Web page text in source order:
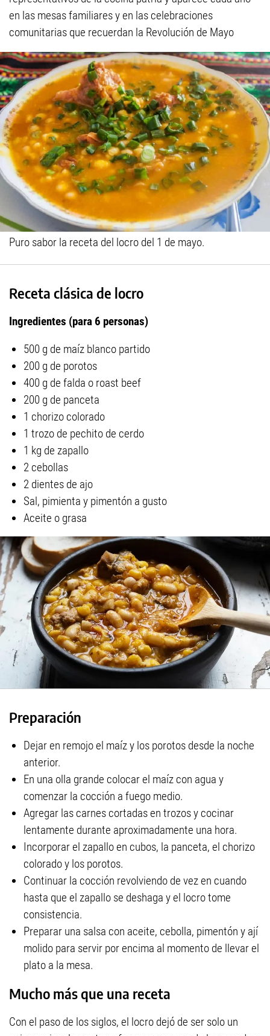
en las mesas familiares y en las celebraciones
comunitarias que recuerdan la Revolución de Mayo
Puro sabor la receta del locro del 1 de mayo.
Receta clásica de locro
Ingredientes (para 6 personas)
500 g de maíz blanco partido
200 g de porotos
400 g de falda o roast beef
200 g de panceta
1 chorizo colorado
1 trozo de pechito de cerdo
1 kg de zapallo
2 cebollas
2 dientes de ajo
Sal, pimienta y pimentón a gusto
Aceite o grasa
Preparación
Dejar en remojo el maíz y los porotos desde la noche
anterior.
En una olla grande colocar el maíz con agua y
comenzar la cocción a fuego medio.
Agregar las carnes cortadas en trozos y cocinar
lentamente durante aproximadamente una hora.
Incorporar el zapallo en cubos, la panceta, el chorizo
colorado y los porotos.
Continuar la cocción revolviendo de vez en cuando
hasta que el zapallo se deshaga y el locro tome
consistencia.
Preparar una salsa con aceite, cebolla, pimentón y ají
molido para servir por encima al momento de llevar el
plato a la mesa.
Mucho más que una receta
Con el paso de los siglos, el locro dejó de ser solo un